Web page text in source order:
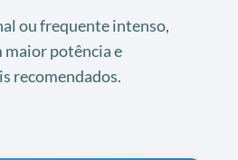
ou frequente intenso,
potência e
recomendados.